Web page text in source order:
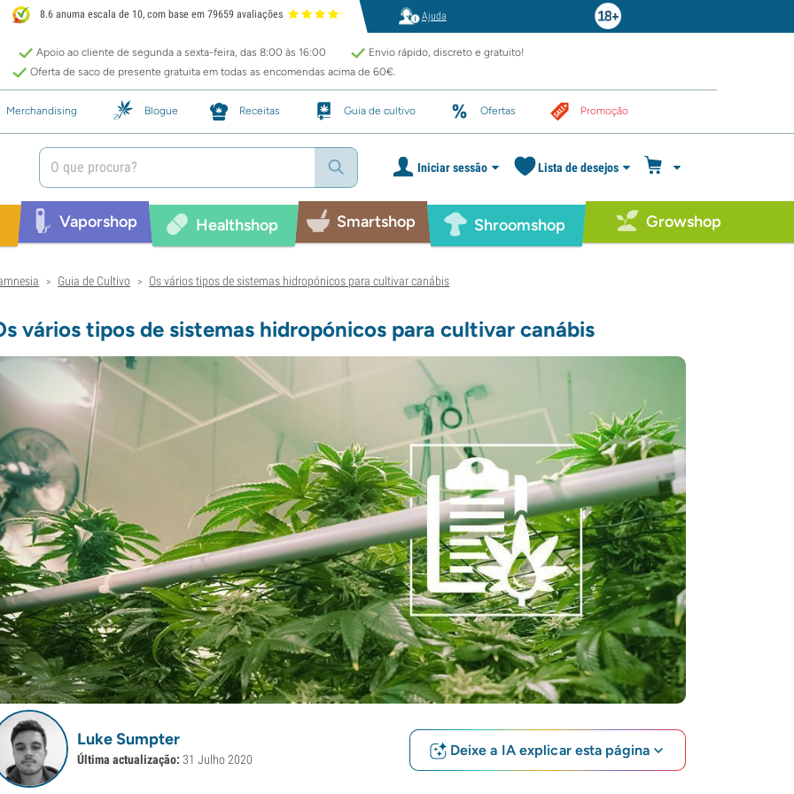
8.6 anuma escala de 10, com base em 79659 avaliações Ajuda
Apoio ao cliente de segunda a sexta-feira, das 8:00 às 16:00
Envio rápido, discreto e gratuito!
Oferta de saco de presente gratuita em todas as encomendas acima de 60€.
Merchandising Blogue Receitas Guia de cultivo Ofertas Promoção
Iniciar sessão Lista de desejos
Vaporshop Healthshop Smartshop Shroomshop Growshop
> Guia de Cultivo > Os vários tipos de sistemas hidropónicos para cultivar canábis
vários tipos de sistemas hidropónicos para cultivar canábis
Luke Sumpter
Última actualização: 31 Julho 2020
Deixe a IA explicar esta página